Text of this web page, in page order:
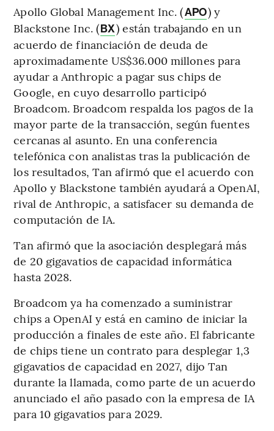
Apollo Global Management Inc. (APO) y
Blackstone Inc. (BX) están trabajando en un
acuerdo de financiación de deuda de
aproximadamente US$36.000 millones para
ayudar a Anthropic a pagar sus chips de
Google, en cuyo desarrollo participó
Broadcom. Broadcom respalda los pagos de la
mayor parte de la transacción, según fuentes
cercanas al asunto. En una conferencia
telefónica con analistas tras la publicación de
los resultados, Tan afirmó que el acuerdo con
Apollo y Blackstone también ayudará a OpenAI,
rival de Anthropic, a satisfacer su demanda de
computación de IA.
Tan afirmó que la asociación desplegará más
de 20 gigavatios de capacidad informática
hasta 2028.
Broadcom ya ha comenzado a suministrar
chips a OpenAI y está en camino de iniciar la
producción a finales de este año. El fabricante
de chips tiene un contrato para desplegar 1,3
gigavatios de capacidad en 2027, dijo Tan
durante la llamada, como parte de un acuerdo
anunciado el año pasado con la empresa de IA
para 10 gigavatios para 2029.